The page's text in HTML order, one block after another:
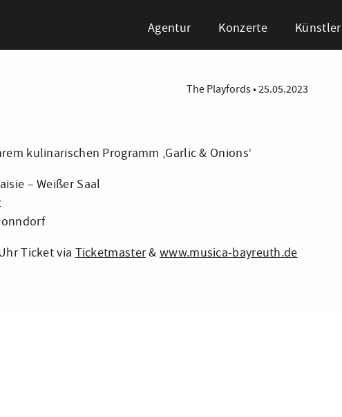
Agentur Konzerte Künstler
The Playfords•25.05.2023
kulinarischen Programm ‚Garlic & Onions‘
– Weißer Saal
Ticket via Ticketmaster&www.musica-bayreuth.de